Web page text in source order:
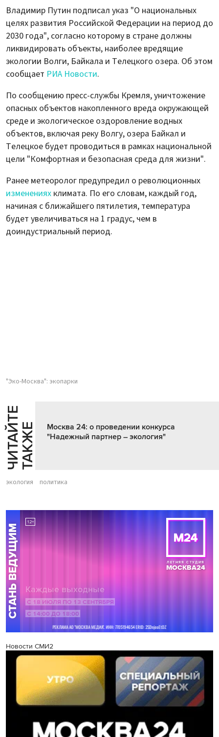
Владимир Путин подписал указ "О национальных
целях развития Российской Федерации на период до
2030 года", согласно которому в стране должны
ликвидировать объекты, наиболее вредящие
экологии Волги, Байкала и Телецкого озера. Об этом
сообщает РИА Новости.
По сообщению пресс-службы Кремля, уничтожение
опасных объектов накопленного вреда окружающей
среде и экологическое оздоровление водных
объектов, включая реку Волгу, озера Байкал и
Телецкое будет проводиться в рамках национальной
цели "Комфортная и безопасная среда для жизни".
Ранее метеоролог предупредил о революционных
изменениях климата. По его словам, каждый год,
начиная с ближайшего пятилетия, температура
будет увеличиваться на 1 градус, чем в
доиндустриальный период.
"Эко-Москва": экопарки
Ч
И
Т
АЙ
Т
Е
Т
А
К
ЖЕ
Москва 24: о проведении конкурса
"Надежный партнер – экология"
экология политика
Новости СМИ2